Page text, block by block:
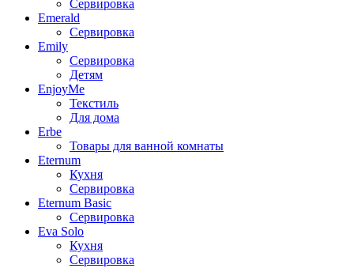
Сервировка
Emerald
Сервировка
Emily
Сервировка
Детям
EnjoyMe
Текстиль
Для дома
Erbe
Товары для ванной комнаты
Eternum
Кухня
Сервировка
Eternum Basic
Сервировка
Eva Solo
Кухня
Сервировка